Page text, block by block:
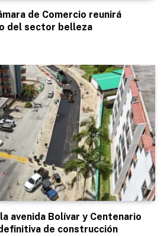
de Comercio reunirá
del sector belleza
avenida Bolívar y Centenario
de construcción